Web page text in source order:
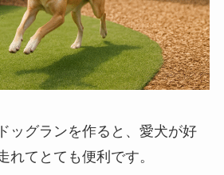
ッグランを作ると、愛犬が好
れてとても便利です。